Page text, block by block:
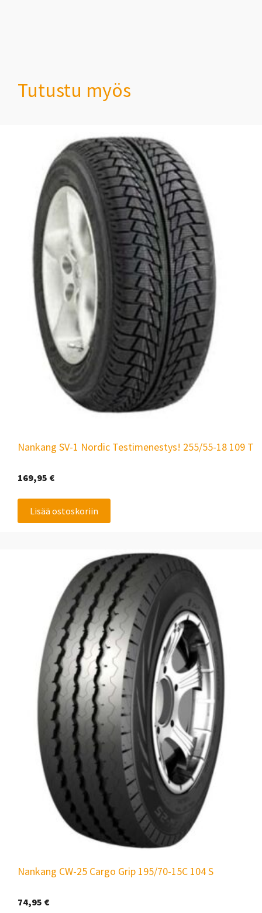
Tutustu myös
Nankang SV-1 Nordic Testimenestys! 255/55-18 109 T
169,95 €
Lisää ostoskoriin
Nankang CW-25 Cargo Grip 195/70-15C 104 S
74,95 €